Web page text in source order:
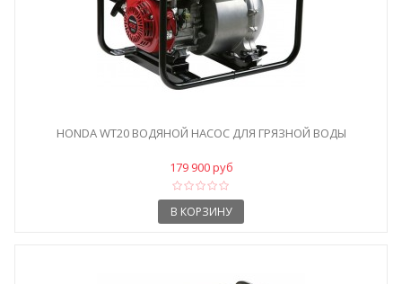
HONDA WT20 ВОДЯНОЙ НАСОС ДЛЯ ГРЯЗНОЙ ВОДЫ
179 900 руб
В КОРЗИНУ